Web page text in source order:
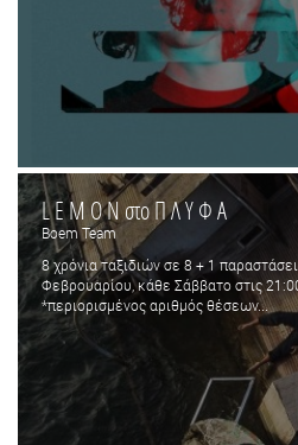
L E M O N στο Π Λ Υ Φ Α
Boem Team
8 χρόνια ταξιδιών σε 8 + 1
Φεβρουαρίου, κάθε Σάββατο στις
*περιορισμένος αριθμός θέσεων...